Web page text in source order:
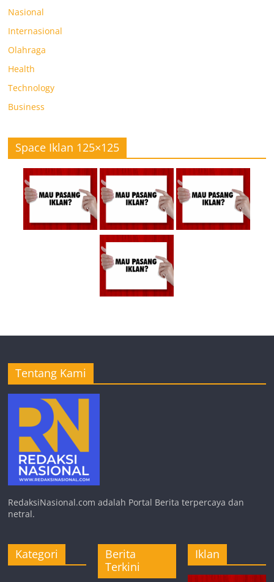
Nasional
Internasional
Olahraga
Health
Technology
Business
Space Iklan 125×125
Tentang Kami
RedaksiNasional.com adalah Portal Berita terpercaya dan
netral.
Kategori
Berita
Terkini
Iklan